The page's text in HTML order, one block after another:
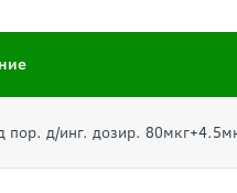
пор. д/инг. дозир.